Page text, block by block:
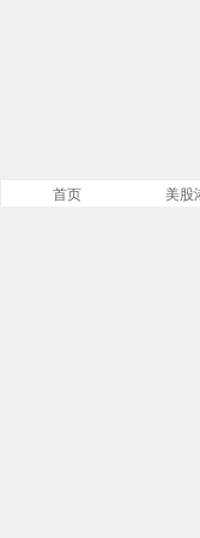
首页 美股